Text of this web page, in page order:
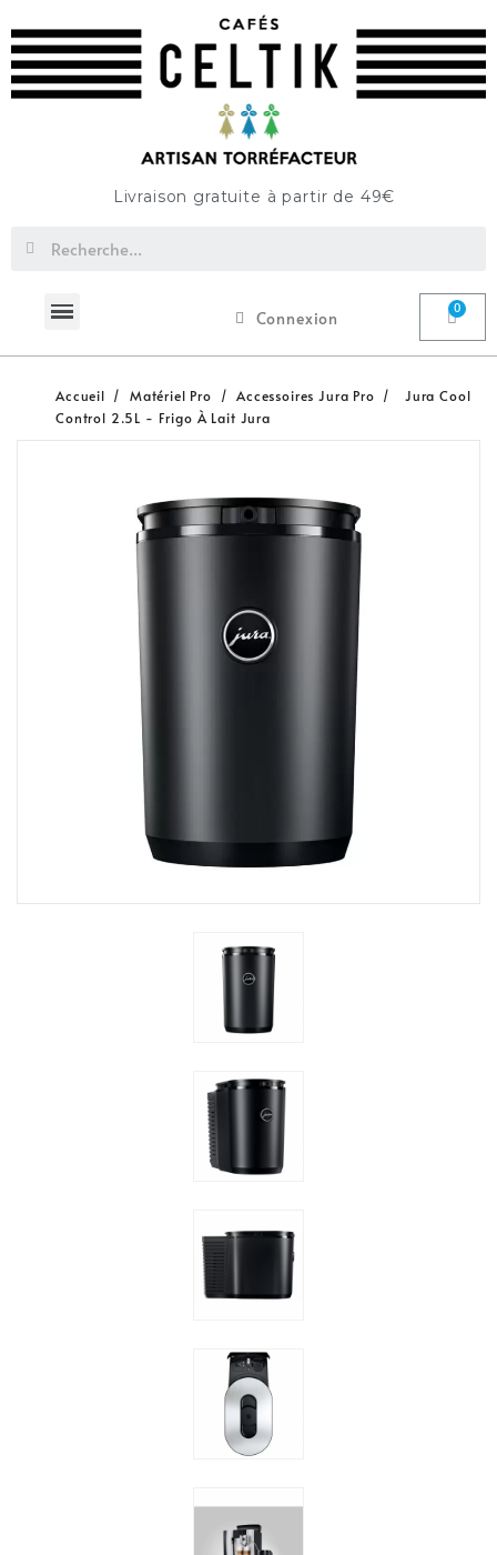
Livraison gratuite à partir de 49€
Connexion
Accueil Matériel Pro Accessoires Jura Pro
Jura Cool
Control 2.5L - Frigo À Lait Jura